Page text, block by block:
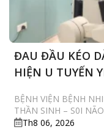
ĐAU ĐẦU KÉO
HIỆN U TUYẾN
BỆNH VIỆN BỆNH
THẦN SINH – S0I
Th8 06, 2026